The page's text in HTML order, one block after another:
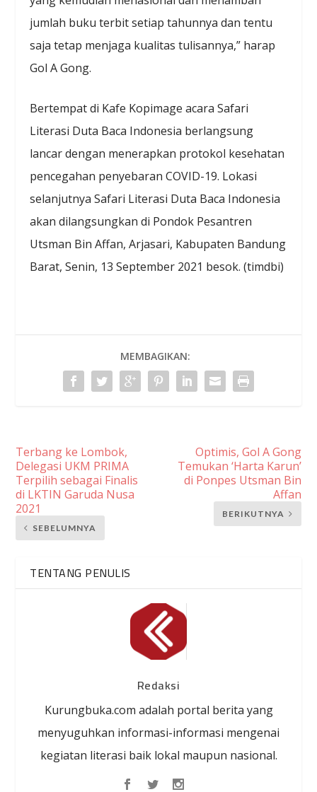
jumlah buku terbit setiap tahunnya dan tentu
saja tetap menjaga kualitas tulisannya,” harap
Gol A Gong.
Bertempat di Kafe Kopimage acara Safari
Literasi Duta Baca Indonesia berlangsung
lancar dengan menerapkan protokol kesehatan
pencegahan penyebaran COVID-19. Lokasi
selanjutnya Safari Literasi Duta Baca Indonesia
akan dilangsungkan di Pondok Pesantren
Utsman Bin Affan, Arjasari, Kabupaten Bandung
Barat, Senin, 13 September 2021 besok. (timdbi)
MEMBAGIKAN:
Terbang ke Lombok,
Delegasi UKM PRIMA
Terpilih sebagai Finalis
di LKTIN Garuda Nusa
2021
SEBELUMNYA
Optimis, Gol A Gong
Temukan ‘Harta Karun’
di Ponpes Utsman Bin
Affan
BERIKUTNYA
TENTANG PENULIS
Redaksi
Kurungbuka.com adalah portal berita yang
menyuguhkan informasi-informasi mengenai
kegiatan literasi baik lokal maupun nasional.